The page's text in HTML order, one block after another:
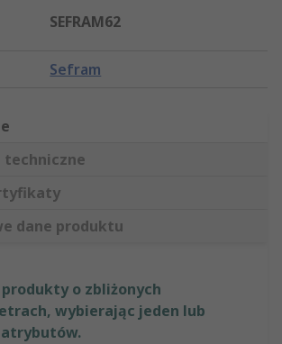
SEFRAM62
Sefram
dane produktu
produkty o zbliżonych
wybierając jeden lub